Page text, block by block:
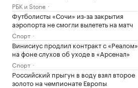
РБК и Stone
Футболисты «Сочи» из-за закрытия
аэропорта не смогли вылететь на матч
Спорт
Винисиус продлил контракт с «Реалом»
на фоне слухов об уходе в «Арсенал»
Спорт
Российский прыгун в воду взял второе
золото на чемпионате Европы